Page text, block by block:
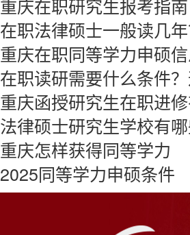
重庆在职研究生报考指南
在职法律硕士一般读几
重庆在职同等学力申硕
在职读研需要什么条件
重庆函授研究生在职进
法律硕士研究生学校有哪
重庆怎样获得同等学力
2025同等学力申硕条件